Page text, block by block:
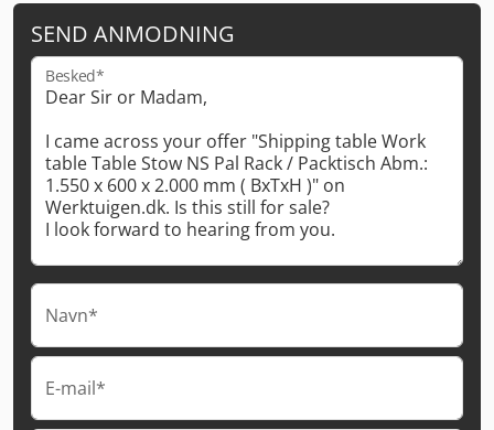
SEND ANMODNING
Besked*
Navn*
E-mail*